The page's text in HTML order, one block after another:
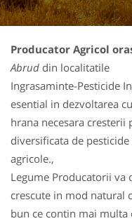
Producator Agricol
Abrud din localitatile
Ingrasaminte-Pesticide
esential in dezvoltarea
hrana necesara cresterii
diversificata de
agricole.,
Legume Producatorii va
crescute in mod natural
bun ce contin mai multa